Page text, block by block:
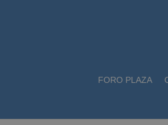
FORO PLAZA